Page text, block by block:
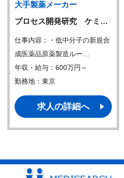
大手製薬メーカー
プロセス開発研究 ケミ…
仕事内容：・低中分子の新規合
成医薬品原薬製造ルー…
年収・給与：600万円～
勤務地：東京
求人の詳細へ